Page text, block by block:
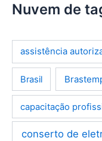
Nuvem de
assistência
Brasil
capacitação
conserto de